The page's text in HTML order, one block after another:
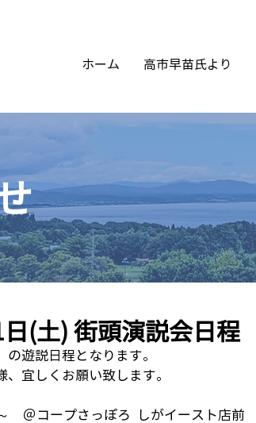
ホーム 高市早苗氏より
(土) 街頭演説会日程
の遊説日程となります。
、宜しくお願い致します。
　＠コープさっぽろ  しがイースト店前